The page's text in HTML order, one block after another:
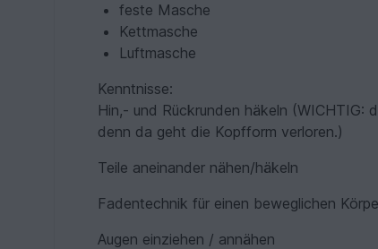
feste Masche
Kettmasche
Luftmasche
Kenntnisse:
Hin,- und Rückrunden häkeln (WICHTIG:
denn da geht die Kopfform verloren.)
Teile aneinander nähen/häkeln
Fadentechnik für einen beweglichen
Augen einziehen / annähen